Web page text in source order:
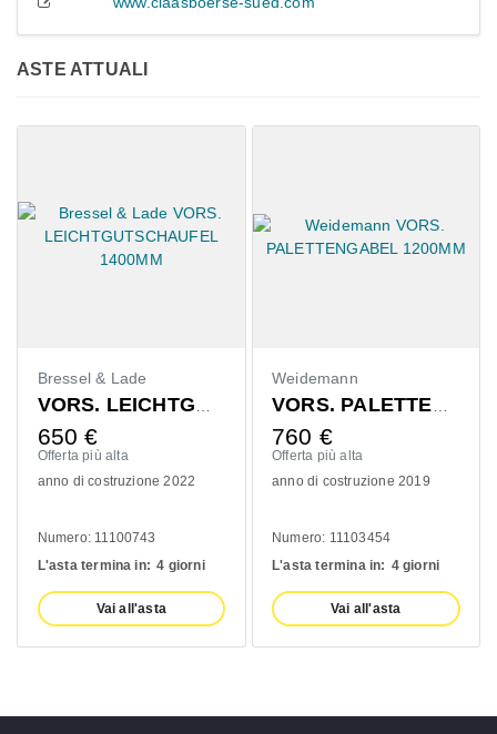
ASTE ATTUALI
Bressel & Lade
VORS. LEICHTGUTSCHAUFEL 1400MM
650€
Offerta più alta
anno di costruzione 2022
Numero: 11100743
L'asta termina in: 4 giorni
Vai all'asta
Weidemann
VORS. PALETTENGABEL 1200MM
760 €
Offerta più alta
anno di costruzione 2019
Numero: 11103454
L'asta termina in: 4 giorni
Vai all'asta